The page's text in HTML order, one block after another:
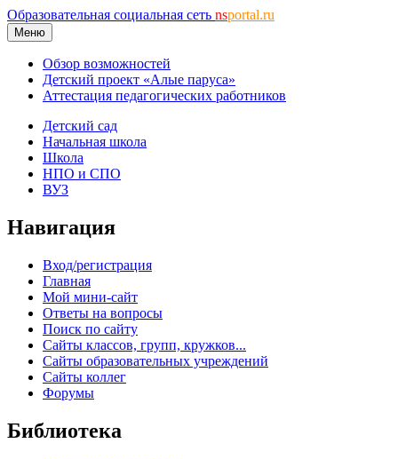
Образовательная социальная сеть nsportal.ru
Меню
Обзор возможностей
Детский проект «Алые паруса»
Аттестация педагогических работников
Детский сад
Начальная школа
Школа
НПО и СПО
ВУЗ
Навигация
Вход/регистрация
Главная
Мой мини-сайт
Ответы на вопросы
Поиск по сайту
Сайты классов, групп, кружков...
Сайты образовательных учреждений
Сайты коллег
Форумы
Библиотека